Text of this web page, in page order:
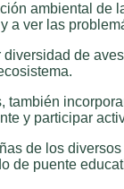
ambiental
a ver las
de
y participar
de los
puente